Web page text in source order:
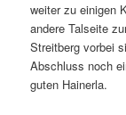
weiter zu einigen
andere Talseite
Streitberg vorbei
Abschluss noch
guten Hainerla.